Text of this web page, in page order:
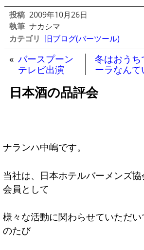
投稿 2009年10月26日
執筆 ナカシマ
カテゴリ 旧ブログ(バーツール)
« バースプーン
テレビ出演
冬はおうち
ーラなんて
日本酒の品評会
ナランハ中嶋です。
当社は、日本ホテルバーメンズ
会員として
様々な活動に関わらせていただ
のたび